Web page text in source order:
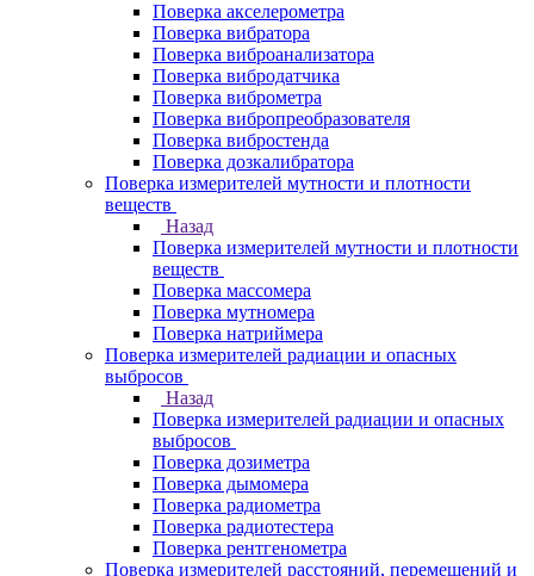
Поверка акселерометра
Поверка вибратора
Поверка виброанализатора
Поверка вибродатчика
Поверка виброметра
Поверка вибропреобразователя
Поверка вибростенда
Поверка дозкалибратора
Поверка измерителей мутности и плотности
веществ
Назад
Поверка измерителей мутности и плотности
веществ
Поверка массомера
Поверка мутномера
Поверка натриймера
Поверка измерителей радиации и опасных
выбросов
Назад
Поверка измерителей радиации и опасных
выбросов
Поверка дозиметра
Поверка дымомера
Поверка радиометра
Поверка радиотестера
Поверка рентгенометра
Поверка измерителей расстояний, перемещений и